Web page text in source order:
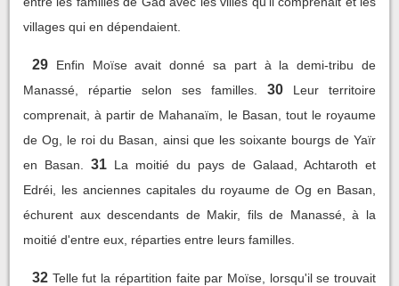
villages qui en dépendaient.
29
Enfin Moïse avait donné sa part à la demi-tribu de
Manassé, répartie selon ses familles.
30
Leur territoire
comprenait, à partir de Mahanaïm, le Basan, tout le royaume
de Og, le roi du Basan, ainsi que les soixante bourgs de Yaïr
en Basan.
31 La moitié du pays de Galaad, Achtaroth et
Edréi, les anciennes capitales du royaume de Og en Basan,
échurent aux descendants de Makir, fils de Manassé, à la
moitié d'entre eux, réparties entre leurs familles.
32 Telle fut la répartition faite par Moïse, lorsqu'il se trouvait